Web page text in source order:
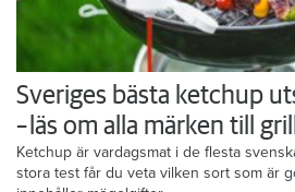
Sveriges bästa ketchup
– läs om alla märken till
Ketchup är vardagsmat i de flesta
stora test får du veta vilken sort som är